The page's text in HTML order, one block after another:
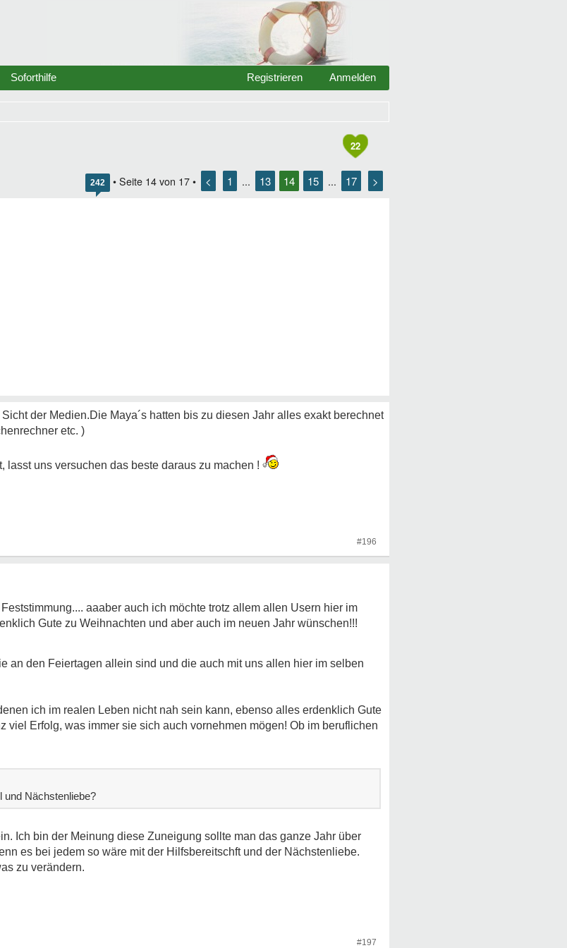
Soforthilfe Anmelden
Registrieren
22
242 • Seite 14 von 17 • < 1 ... 13 14 15 ... 17 >
der Medien.Die Maya´s hatten bis zu diesen Jahr alles exakt berechnet
etc. )
uns versuchen das beste daraus zu machen !
#196
aaaber auch ich möchte trotz allem allen Usern hier im
Gute zu Weihnachten und aber auch im neuen Jahr wünschen!!!
an den Feiertagen allein sind und die auch mit uns allen hier im selben
ich im realen Leben nicht nah sein kann, ebenso alles erdenklich Gute
viel Erfolg, was immer sie sich auch vornehmen mögen! Ob im beruflichen
und Nächstenliebe?
Ich bin der Meinung diese Zuneigung sollte man das ganze Jahr über
es bei jedem so wäre mit der Hilfsbereitschft und der Nächstenliebe.
zu verändern.
#197